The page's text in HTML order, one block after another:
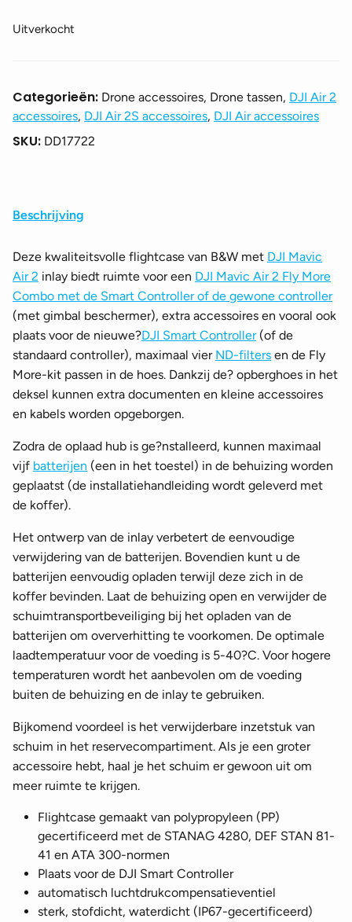
Uitverkocht
Categorieën: Drone accessoires, Drone tassen, DJI Air 2
accessoires, DJI Air 2S accessoires, DJI Air accessoires
SKU: DD17722
Beschrijving
Deze kwaliteitsvolle flightcase van B&W met DJI Mavic
Air 2 inlay biedt ruimte voor een DJI Mavic Air 2 Fly More
Combo met de Smart Controller of de gewone controller
(met gimbal beschermer), extra accessoires en vooral ook
plaats voor de nieuwe?DJI Smart Controller(of de
standaard controller), maximaal vier ND-filters en de Fly
More-kit passen in de hoes. Dankzij de? opberghoes in het
deksel kunnen extra documenten en kleine accessoires
en kabels worden opgeborgen.
Zodra de oplaad hub is ge?nstalleerd, kunnen maximaal
vijf batterijen (een in het toestel) in de behuizing worden
geplaatst (de installatiehandleiding wordt geleverd met
de koffer).
Het ontwerp van de inlay verbetert de eenvoudige
verwijdering van de batterijen. Bovendien kunt u de
batterijen eenvoudig opladen terwijl deze zich in de
koffer bevinden. Laat de behuizing open en verwijder de
schuimtransportbeveiliging bij het opladen van de
batterijen om oververhitting te voorkomen. De optimale
laadtemperatuur voor de voeding is 5-40?C. Voor hogere
temperaturen wordt het aanbevolen om de voeding
buiten de behuizing en de inlay te gebruiken.
Bijkomend voordeel is het verwijderbare inzetstuk van
schuim in het reservecompartiment. Als je een groter
accessoire hebt, haal je het schuim er gewoon uit om
meer ruimte te krijgen.
Flightcase gemaakt van polypropyleen (PP)
gecertificeerd met de STANAG 4280, DEF STAN 81-
41 en ATA 300-normen
Plaats voor de DJI Smart Controller
automatisch luchtdrukcompensatieventiel
sterk, stofdicht, waterdicht (IP67-gecertificeerd)